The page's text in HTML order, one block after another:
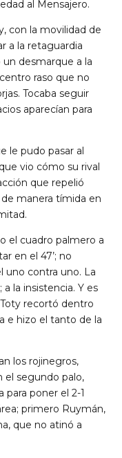
al Mensajero.
con la movilidad de
a la retaguardia
un desmarque a la
raso que no
Tocaba seguir
aparecían para
le pudo pasar al
vio cómo su rival
que repelió
manera tímida en
el cuadro palmero a
en el 47’; no
uno contra uno. La
la insistencia. Y es
recortó dentro
e hizo el tanto de la
los rojinegros,
el segundo palo,
para poner el 2-1
primero Ruymán,
que no atinó a